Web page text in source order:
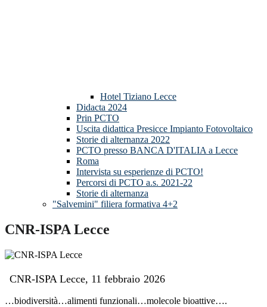
Hotel Tiziano Lecce
Didacta 2024
Prin PCTO
Uscita didattica Presicce Impianto Fotovoltaico
Storie di alternanza 2022
PCTO presso BANCA D'ITALIA a Lecce
Roma
Intervista su esperienze di PCTO!
Percorsi di PCTO a.s. 2021-22
Storie di alternanza
"Salvemini" filiera formativa 4+2
CNR-ISPA Lecce
CNR-ISPA Lecce, 11 febbraio 2026
…biodiversità…alimenti funzionali…molecole bioattive….